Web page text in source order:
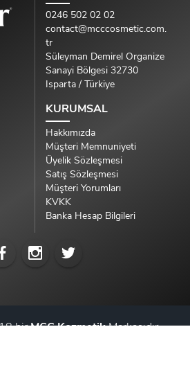
0246 502 02 02
contact@mcccosmetic.com.
tr
Süleyman Demirel Organize
Sanayi Bölgesi 32730
Isparta / Türkiye
KURUMSAL
Hakkımızda
Müşteri Memnuniyeti
Üyelik Sözleşmesi
Satış Sözleşmesi
Müşteri Yorumları
KVKK
Banka Hesap Bilgileri
birMCC KozmetikMarkasıdır.